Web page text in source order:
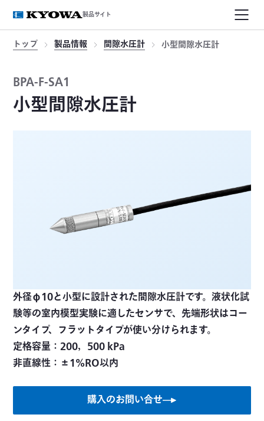
製品サイト
トップ 製品情報 間隙水圧計 小型間隙水圧計
BPA-F-SA1
小型間隙水圧計
外径φ10と小型に設計された間隙水圧計です。液状化試
験等の室内模型実験に適したセンサで、先端形状はコー
ンタイプ、フラットタイプが使い分けられます。
定格容量：200，500 kPa
非直線性：±1%RO以内
購入のお問い合せ